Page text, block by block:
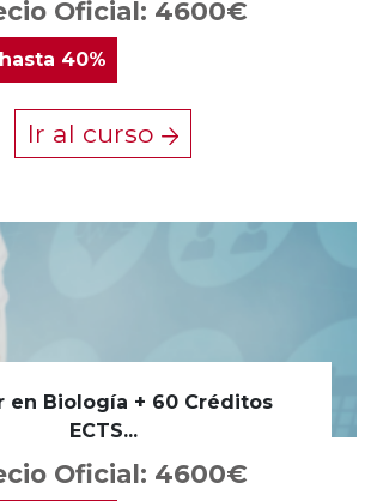
Oficial: 4600€
40%
Ir al curso
en Biología + 60 Créditos
ECTS...
Oficial: 4600€